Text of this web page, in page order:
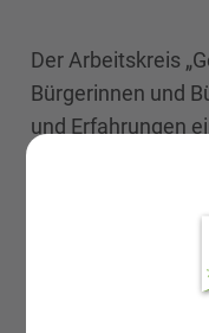
Der Arbeitskreis
Bürgerinnen und
und Erfahrungen
Nutzen Sie die
und gemeinsam
in unserer